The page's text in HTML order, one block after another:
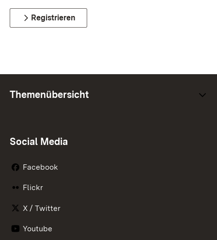
Registrieren
Themenübersicht
Social Media
Facebook
Flickr
X / Twitter
Youtube